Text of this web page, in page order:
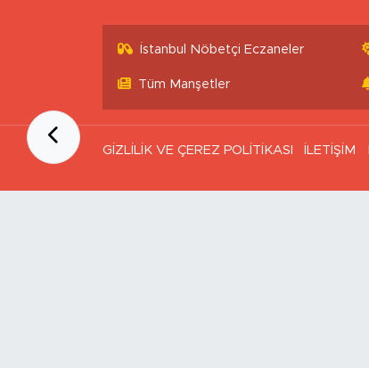
İstanbul Nöbetçi Eczaneler
Tüm Manşetler
GİZLİLİK VE ÇEREZ POLİTİKASI İLETİŞİM